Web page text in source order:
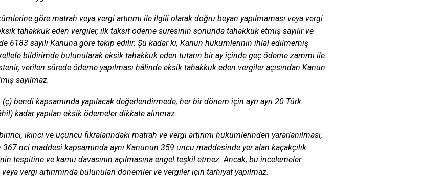
göre matrah veya vergi artırımı ile ilgili olarak doğru beyan yapılmaması veya vergi
tahakkuk eden vergiler, ilk taksit ödeme süresinin sonunda tahakkuk etmiş sayılır ve
6183 sayılı Kanuna göre takip edilir. Şu kadar ki, Kanun hükümlerinin ihlal edilmemiş
bildirimde bulunularak eksik tahakkuk eden tutarın bir ay içinde geç ödeme zammı ile
verilen sürede ödeme yapılması hâlinde eksik tahakkuk eden vergiler açısından Kanun
sayılmaz.
(ç) bendi kapsamında yapılacak değerlendirmede, her bir dönem için ayrı ayrı 20 Türk
kadar yapılan eksik ödemeler dikkate alınmaz.
ikinci ve üçüncü fıkralarındaki matrah ve vergi artırımı hükümlerinden yararlanılması,
367 nci maddesi kapsamında aynı Kanunun 359 uncu maddesinde yer alan kaçakçılık
tespitine ve kamu davasının açılmasına engel teşkil etmez. Ancak, bu incelemeler
vergi artırımında bulunulan dönemler ve vergiler için tarhiyat yapılmaz.